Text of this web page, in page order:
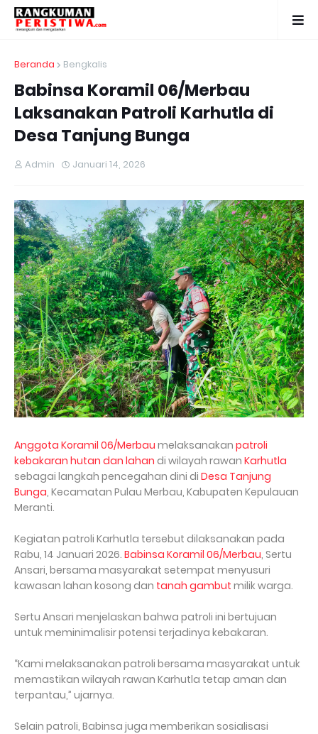
Beranda Bengkalis
Babinsa Koramil 06/Merbau
Laksanakan Patroli Karhutla di
Desa Tanjung Bunga
Admin Januari 14, 2026
Anggota Koramil 06/Merbau melaksanakan patroli
kebakaran hutan dan lahan di wilayah rawan Karhutla
sebagai langkah pencegahan dini di Desa Tanjung
Bunga, Kecamatan Pulau Merbau, Kabupaten Kepulauan
Meranti.
Kegiatan patroli Karhutla tersebut dilaksanakan pada
Rabu, 14 Januari 2026. Babinsa Koramil 06/Merbau, Sertu
Ansari, bersama masyarakat setempat menyusuri
kawasan lahan kosong dan tanah gambut milik warga.
Sertu Ansari menjelaskan bahwa patroli ini bertujuan
untuk meminimalisir potensi terjadinya kebakaran.
“Kami melaksanakan patroli bersama masyarakat untuk
memastikan wilayah rawan Karhutla tetap aman dan
terpantau,” ujarnya.
Selain patroli, Babinsa juga memberikan sosialisasi